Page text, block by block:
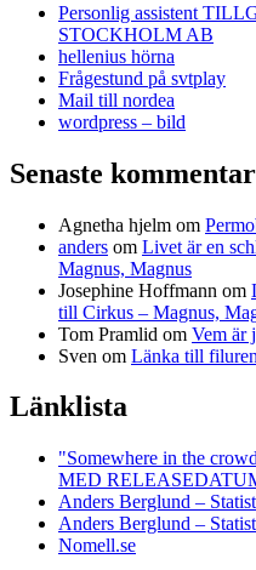
Personlig assistent
STOCKHOLM AB
hellenius hörna
Frågestund på svtplay
Mail till nordea
wordpress – bild
Senaste
Agnetha hjelm om
anders om Livet är en
Magnus, Magnus
Josephine Hoffmann om
till Cirkus – Magnus,
Tom Pramlid om Vem är
Sven om Länka till
Länklista
"Somewhere in the
MED
Anders Berglund –
Anders Berglund –
Nomell.se